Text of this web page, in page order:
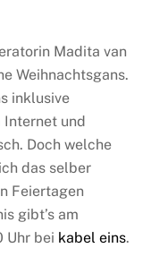
Madita van
Weihnachtsgans.
inklusive
und
Doch welche
das selber
Feiertagen
gibt’s am
Uhr bei kabel eins.